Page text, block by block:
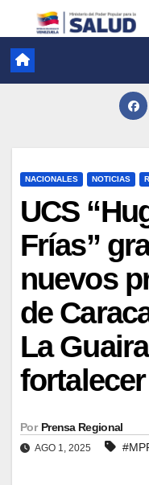
NACIONALES NOTICIAS
UCS
Frías”
nuevos
de
La
Por Prensa Regional
AGO 1, 2025